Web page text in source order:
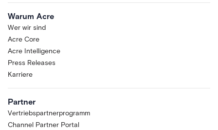
Warum Acre
Wer wir sind
Acre Core
Acre Intelligence
Press Releases
Karriere
Partner
Vertriebspartnerprogramm
Channel Partner Portal